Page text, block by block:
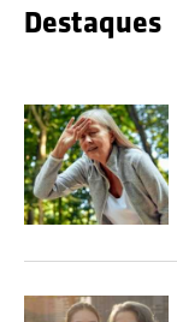
Destaques